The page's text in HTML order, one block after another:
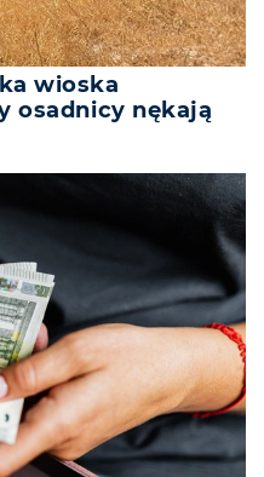
wioska
osadnicy nękają